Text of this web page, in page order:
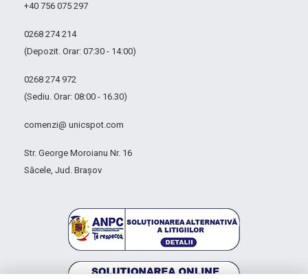
+40 756 075 297
0268 274 214
(Depozit. Orar: 07:30 - 14:00)
0268 274 972
(Sediu. Orar: 08:00 - 16.30)
comenzi@ unicspot.com
Str. George Moroianu Nr. 16
Săcele, Jud. Brașov